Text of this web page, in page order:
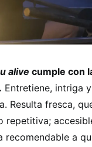
alive cumple con
Entretiene, intriga
Resulta fresca,
repetitiva;
recomendable a